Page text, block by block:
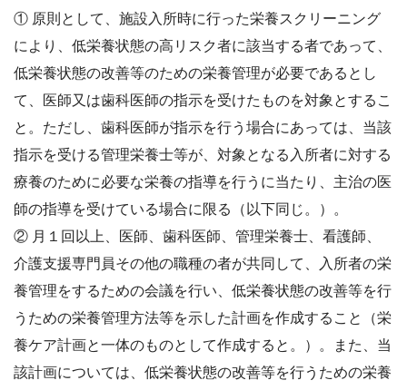
① 原則として、施設入所時に行った栄養スクリーニング
により、低栄養状態の高リスク者に該当する者であって、
低栄養状態の改善等のための栄養管理が必要であるとし
て、医師又は歯科医師の指示を受けたものを対象とするこ
と。ただし、歯科医師が指示を行う場合にあっては、当該
指示を受ける管理栄養士等が、対象となる入所者に対する
療養のために必要な栄養の指導を行うに当たり、主治の医
師の指導を受けている場合に限る（以下同 じ。）。
② 月１回以上、医師、歯科医師、管理栄養士、看護師、
介護支援専門員その他の職種の者が共同して、入所者の栄
養管理をするための会議を行い、低栄養状態の改善等を行
うための栄養管理方法等を示した計画を作成すること（栄
養ケア計画と一体のものとして作成すると。）。また、当
該計画については、低栄養状態の改善等を行うための栄養